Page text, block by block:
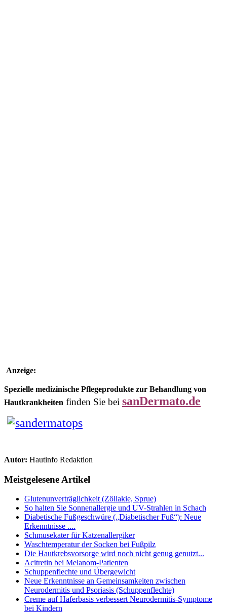
Anzeige:
Spezielle medizinische Pflegeprodukte zur Behandlung von
Hautkrankheiten finden Sie bei sanDermato.de
Autor: Hautinfo Redaktion
Meistgelesene Artikel
Glutenunverträglichkeit (Zöliakie, Sprue)
So halten Sie Sonnenallergie und UV-Strahlen in Schach
Diabetische Fußgeschwüre („Diabetischer Fuß“): Neue
Erkenntnisse ....
Schmusekater für Katzenallergiker
Waschtemperatur der Socken bei Fußpilz
Die Hautkrebsvorsorge wird noch nicht genug genutzt...
Acitretin bei Melanom-Patienten
Schuppenflechte und Übergewicht
Neue Erkenntnisse an Gemeinsamkeiten zwischen
Neurodermitis und Psoriasis (Schuppenflechte)
Creme auf Haferbasis verbessert Neurodermitis-Symptome
bei Kindern